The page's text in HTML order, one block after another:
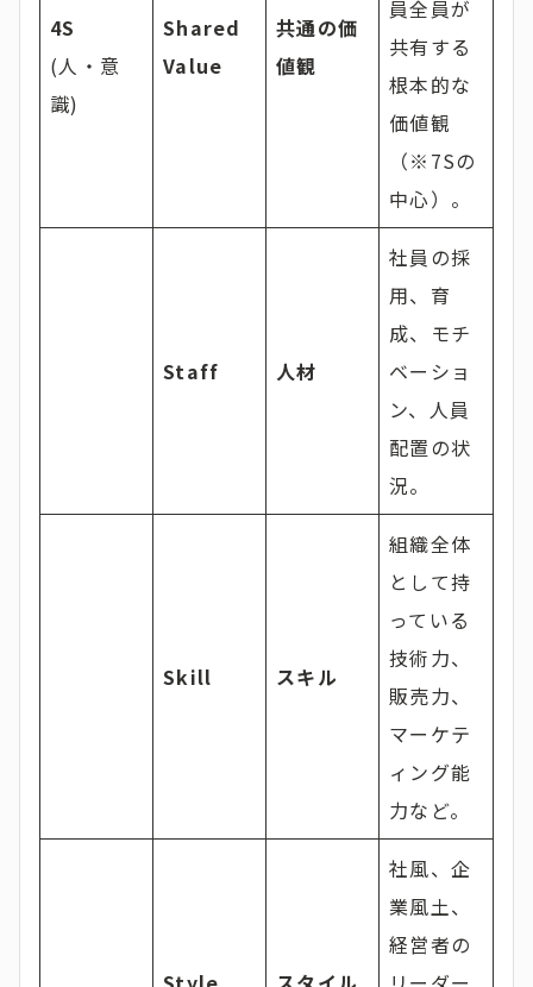
4S
(人・意
識)
Shared
Value
共通の価
値観
員全員が
共有する
根本的な
価値観
（※7Sの
中心）。
Staff 人材
社員の採
用、育
成、モチ
ベーショ
ン、人員
配置の状
況。
Skill スキル
組織全体
として持
っている
技術力、
販売力、
マーケテ
ィング能
力など。
社風、企
業風土、
経営者の